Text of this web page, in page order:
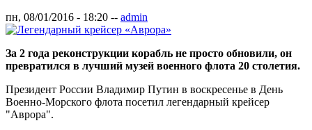
пн, 08/01/2016 - 18:20 -- admin
За 2 года реконструкции корабль не просто обновили, он
превратился в лучший музей военного флота 20 столетия.
Президент России Владимир Путин в воскресенье в День
Военно-Морского флота посетил легендарный крейсер
"Аврора".